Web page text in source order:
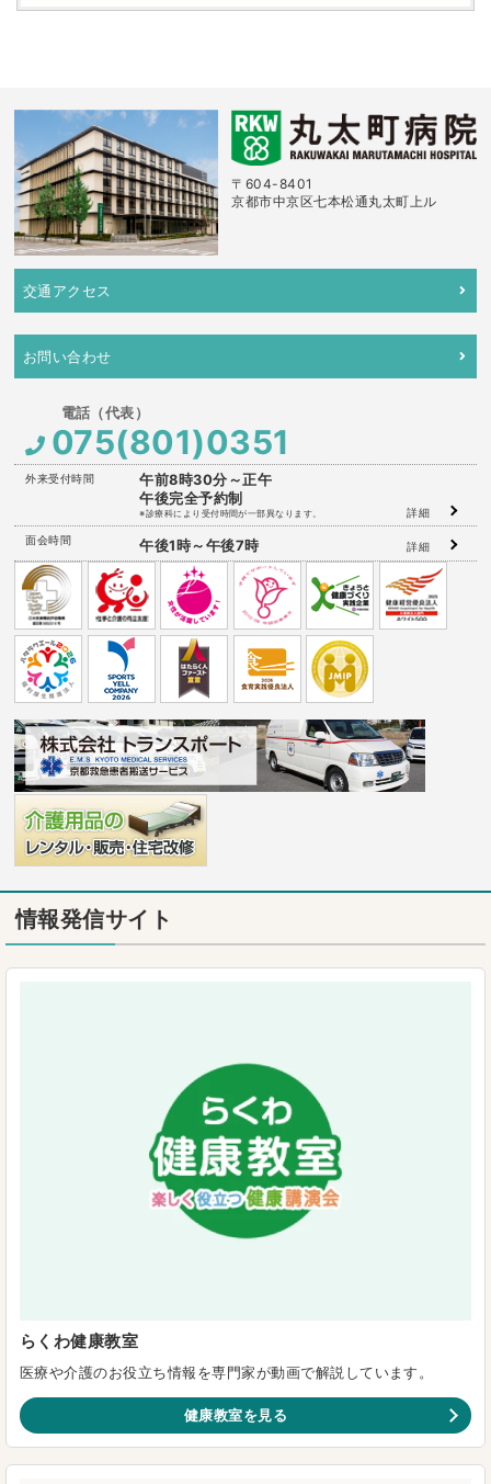
〒604-8401
京都市中京区七本松通丸太町上ル
交通アクセス
お問い合わせ
075(801)0351
外来受付時間
午前8時30分～正午
午後完全予約制
※診療科により受付時間が一部異なります。 詳細
面会時間 午後1時～午後7時 詳細
情報発信サイト
らくわ健康教室
医療や介護のお役立ち情報を専門家が動画で解説しています。
健康教室を見る